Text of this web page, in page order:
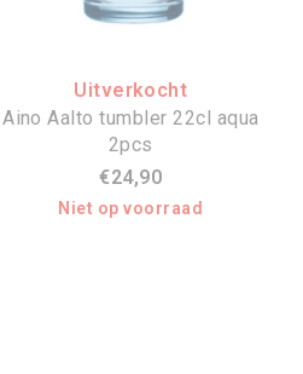
Uitverkocht
Aino Aalto tumbler 22cl aqua
2pcs
€24,90
Niet op voorraad